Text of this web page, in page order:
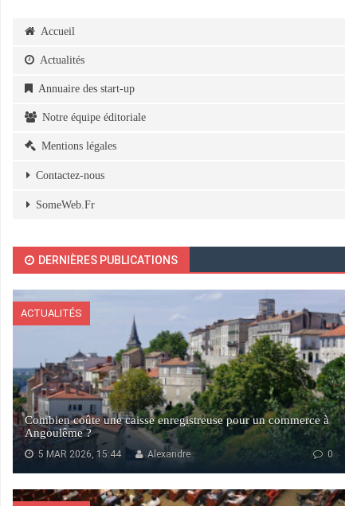
Accueil
Actualités
Annuaire des start-up
Notre équipe éditoriale
Mentions légales
Contactez-nous
SomeWeb.Fr
DERNIÈRES PUBLICATIONS
ACTUALITÉS
Combien coûte une caisse enregistreuse pour un commerce à
Angoulême ?
5 MAR 2026, 15:44 0
Alexandre